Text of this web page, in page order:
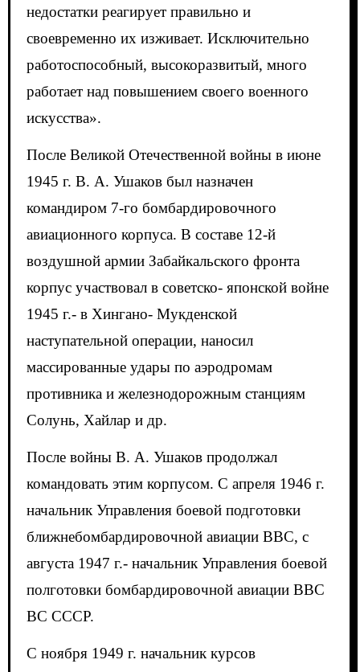
недостатки реагирует правильно и
своевременно их изживает. Исключительно
работоспособный, высокоразвитый, много
работает над повышением своего военного
искусства».
После Великой Отечественной войны в июне
1945 г. В. А. Ушаков был назначен
командиром 7-го бомбардировочного
авиационного корпуса. В составе 12-й
воздушной армии Забайкальского фронта
корпус участвовал в советско- японской войне
1945 г.- в Хингано- Мукденской
наступательной операции, наносил
массированные удары по аэродромам
противника и железнодорожным станциям
Солунь, Хайлар и др.
После войны В. А. Ушаков продолжал
командовать этим корпусом. С апреля 1946 г.
начальник Управления боевой подготовки
ближнебомбардировочной авиации ВВС, с
августа 1947 г.- начальник Управления боевой
полготовки бомбардировочной авиации ВВС
ВС СССР.
С ноября 1949 г. начальник курсов